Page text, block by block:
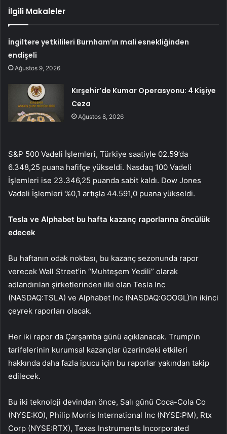
İlgili Makaleler
İngiltere yetkilileri Burnham’ın mali esnekliğinden
endişeli
Ağustos 9, 2026
Kırşehir’de Kumar Operasyonu: 4 Kişiye
Ceza
Ağustos 8, 2026
S&P 500 Vadeli İşlemleri, Türkiye saatiyle 02.59’da
6.348,25 puana hafifçe yükseldi. Nasdaq 100 Vadeli
İşlemleri ise 23.346,25 puanda sabit kaldı. Dow Jones
Vadeli İşlemleri %0,1 artışla 44.591,0 puana yükseldi.
Tesla ve Alphabet bu hafta kazanç raporlarına öncülük
edecek
Bu haftanın odak noktası, bu kazanç sezonunda rapor
verecek Wall Street’in “Muhteşem Yedili” olarak
adlandırılan şirketlerinden ilki olan Tesla Inc
(NASDAQ:TSLA) ve Alphabet Inc (NASDAQ:GOOGL)’in ikinci
çeyrek raporları olacak.
Her iki rapor da Çarşamba günü açıklanacak. Trump’ın
tarifelerinin kurumsal kazançlar üzerindeki etkileri
hakkında daha fazla ipucu için bu raporlar yakından takip
edilecek.
Bu iki teknoloji devinden önce, Salı günü Coca-Cola Co
(NYSE:KO), Philip Morris International Inc (NYSE:PM), Rtx
Corp (NYSE:RTX), Texas Instruments Incorporated